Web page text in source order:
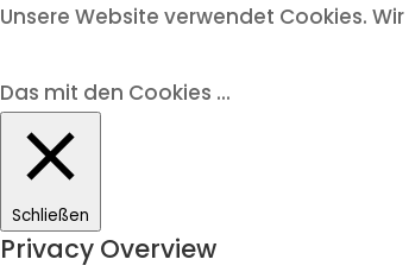
Unsere Website verwendet Cookies.
Das mit den Cookies ...
Schließen
Privacy Overview